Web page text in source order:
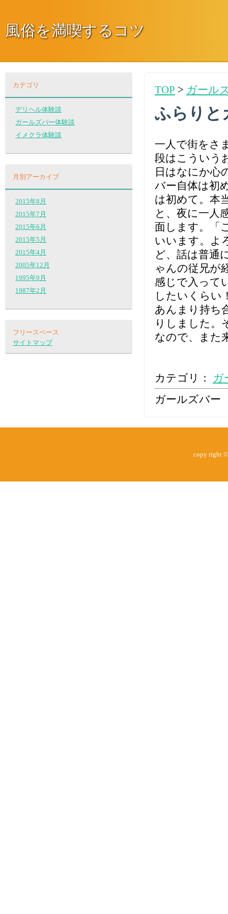
風俗を満喫するコツ
カテゴリ
デリヘル体験談
ガールズバー体験談
イメクラ体験談
月別アーカイブ
2015年8月
2015年7月
2015年6月
2015年5月
2015年4月
2005年12月
1995年9月
1987年2月
フリースペース
サイトマップ
TOP > ガール
ふらりと
一人で街をさ
段はこういう
日はなにか心
バー自体は初
は初めて。本
と、夜に一人
面します。「
いいます。よ
ど、話は普通
ゃんの従兄が
感じで入って
したいくらい
あんまり持ち
りしました。
なので、また
カテゴリ： ガ
ガールズバー
copy right